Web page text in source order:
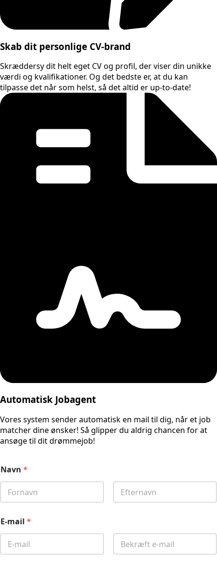
Skab dit personlige CV-brand
Skræddersy dit helt eget CV og profil, der viser din unikke
værdi og kvalifikationer. Og det bedste er, at du kan
tilpasse det når som helst, så det altid er up-to-date!
Automatisk Jobagent
Vores system sender automatisk en mail til dig, når et job
matcher dine ønsker! Så glipper du aldrig chancen for at
ansøge til dit drømmejob!
Navn *
E-mail *